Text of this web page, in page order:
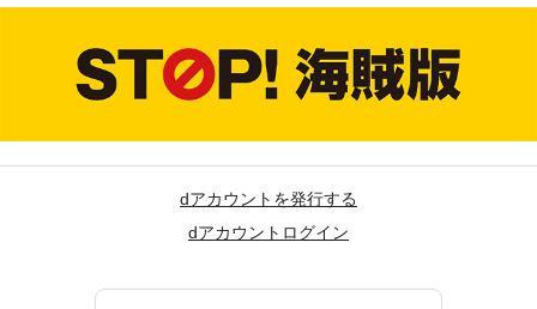
dアカウントを発行する
dアカウントログイン